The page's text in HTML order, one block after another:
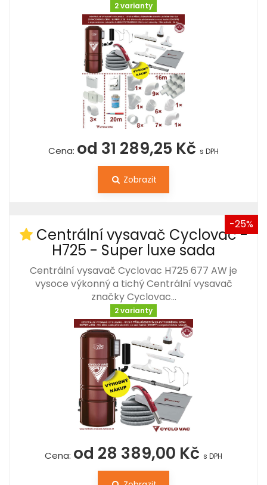
2 varianty
Cena: od 31 289,25 Kč s DPH
Zobrazit
-25%
Centrální vysavač Cyclovac -
H725 - Super luxe sada
Centrální vysavač Cyclovac H725 677 AW je
vysoce výkonný a tichý Centrální vysavač
značky Cyclovac…
2 varianty
Cena: od 28 389,00 Kč s DPH